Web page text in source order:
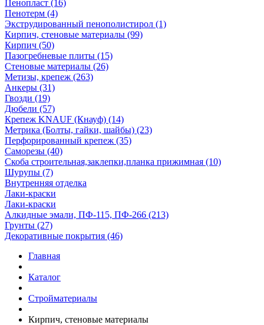
Пенопласт (16)
Пенотерм (4)
Экструдированный пенополистирол (1)
Кирпич, стеновые материалы (99)
Кирпич (50)
Пазогребневые плиты (15)
Стеновые материалы (26)
Метизы, крепеж (263)
Анкеры (31)
Гвозди (19)
Дюбели (57)
Крепеж KNAUF (Кнауф) (14)
Метрика (Болты, гайки, шайбы) (23)
Перфорированный крепеж (35)
Саморезы (40)
Скоба строительная,заклепки,планка прижимная (10)
Шурупы (7)
Внутренняя отделка
Лаки-краски
Лаки-краски
Алкидные эмали, ПФ-115, ПФ-266 (213)
Грунты (27)
Декоративные покрытия (46)
Главная
Каталог
Стройматериалы
Кирпич, стеновые материалы